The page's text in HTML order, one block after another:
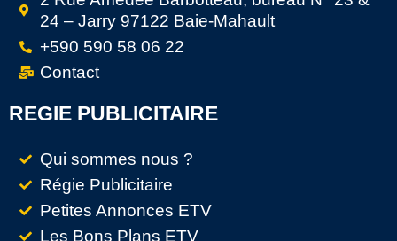
24 – Jarry 97122 Baie-Mahault
+590 590 58 06 22
Contact
REGIE PUBLICITAIRE
Qui sommes nous ?
Régie Publicitaire
Petites Annonces ETV
Les Bons Plans ETV